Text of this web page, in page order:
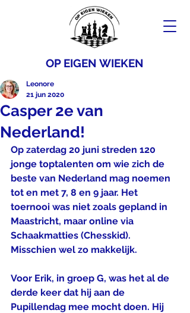
OP EIGEN WIEKEN
Casper 2e van
Nederland!
Leonore
21 jun 2020
Op zaterdag 20 juni streden 120
jonge toptalenten om wie zich de
beste van Nederland mag noemen
tot en met 7, 8 en 9 jaar. Het
toernooi was niet zoals gepland in
Maastricht, maar online via
Schaakmatties (Chesskid).
Misschien wel zo makkelijk.
Voor Erik, in groep G, was het al de
derde keer dat hij aan de
Pupillendag mee mocht doen. Hij